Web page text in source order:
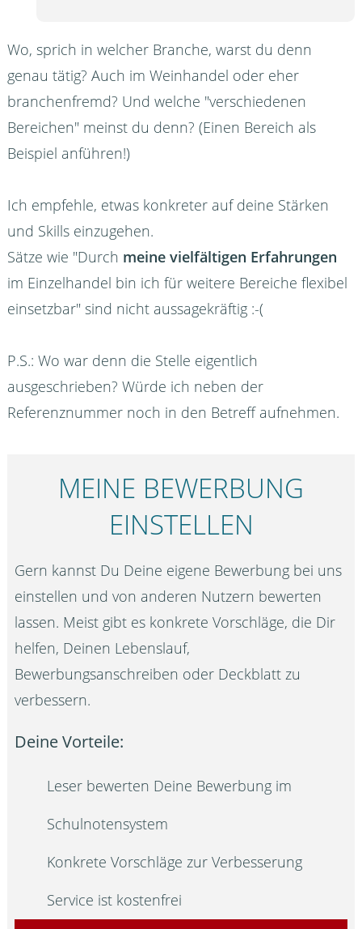
Wo, sprich in welcher Branche, warst du denn
genau tätig? Auch im Weinhandel oder eher
branchenfremd? Und welche "verschiedenen
Bereichen" meinst du denn? (Einen Bereich als
Beispiel anführen!)
Ich empfehle, etwas konkreter auf deine Stärken
und Skills einzugehen.
Sätze wie "Durch meine vielfältigen Erfahrungen
im Einzelhandel bin ich für weitere Bereiche flexibel
einsetzbar" sind nicht aussagekräftig :-(
P.S.: Wo war denn die Stelle eigentlich
ausgeschrieben? Würde ich neben der
Referenznummer noch in den Betreff aufnehmen.
MEINE BEWERBUNG
EINSTELLEN
Gern kannst Du Deine eigene Bewerbung bei uns
einstellen und von anderen Nutzern bewerten
lassen. Meist gibt es konkrete Vorschläge, die Dir
helfen, Deinen Lebenslauf,
Bewerbungsanschreiben oder Deckblatt zu
verbessern.
Deine Vorteile:
Leser bewerten Deine Bewerbung im
Schulnotensystem
Konkrete Vorschläge zur Verbesserung
Service ist kostenfrei